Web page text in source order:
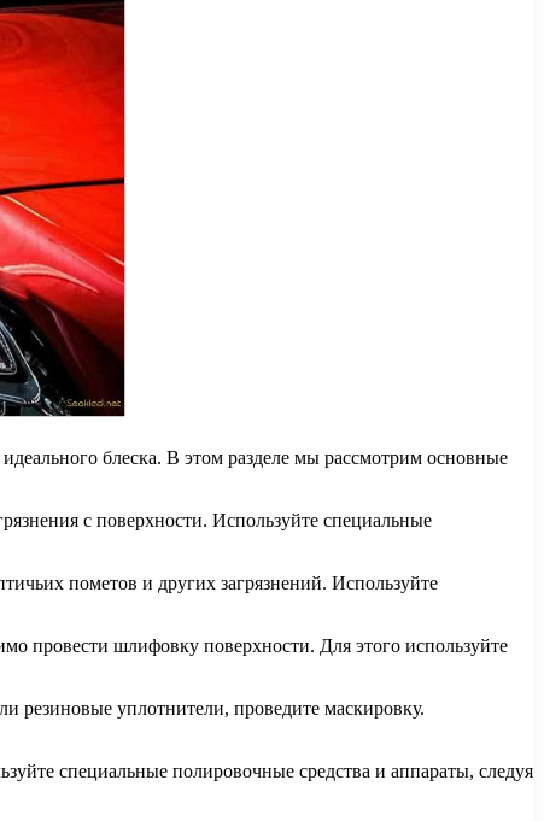
блеска. В этом разделе мы рассмотрим основные
с поверхности. Используйте специальные
пометов и других загрязнений. Используйте
провести шлифовку поверхности. Для этого используйте
резиновые уплотнители, проведите маскировку.
специальные полировочные средства и аппараты, следуя